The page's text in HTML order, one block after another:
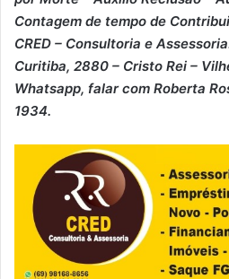
⁠Contagem de tempo de
CRED – Consultoria e
Curitiba, 2880 – Cristo Rei –
Whatsapp, falar com Roberta
1934.